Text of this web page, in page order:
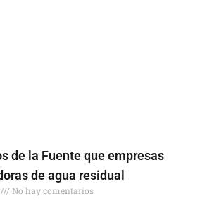
de la Fuente que empresas
de agua residual
No hay comentarios